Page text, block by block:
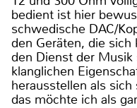
bedient ist hier
schwedische DAC/
den Geräten, die
den Dienst der
klanglichen
herausstellen als
das möchte ich als